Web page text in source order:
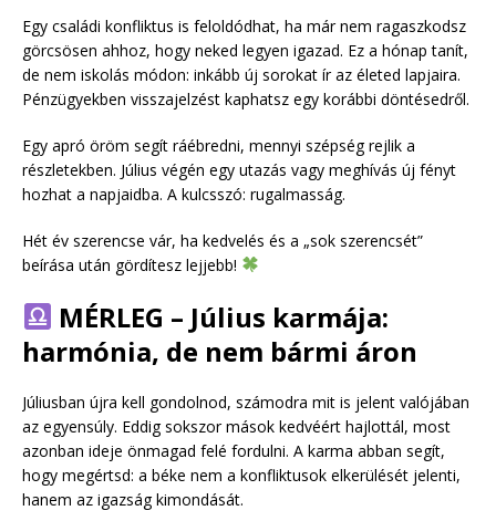
Egy családi konfliktus is feloldódhat, ha már nem ragaszkodsz
görcsösen ahhoz, hogy neked legyen igazad. Ez a hónap tanít,
de nem iskolás módon: inkább új sorokat ír az életed lapjaira.
Pénzügyekben visszajelzést kaphatsz egy korábbi döntésedről.
Egy apró öröm segít ráébredni, mennyi szépség rejlik a
részletekben. Július végén egy utazás vagy meghívás új fényt
hozhat a napjaidba. A kulcsszó: rugalmasság.
Hét év szerencse vár, ha kedvelés és a „sok szerencsét”
beírása után gördítesz lejjebb!
MÉRLEG – Július karmája:
harmónia, de nem bármi áron
Júliusban újra kell gondolnod, számodra mit is jelent valójában
az egyensúly. Eddig sokszor mások kedvéért hajlottál, most
azonban ideje önmagad felé fordulni. A karma abban segít,
hogy megértsd: a béke nem a konfliktusok elkerülését jelenti,
hanem az igazság kimondását.